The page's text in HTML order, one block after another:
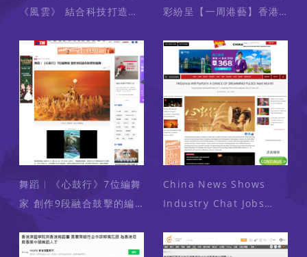
《風雲》 結合科技打造炫
（媒體：橙新聞） 2024-
12-31
彩紛呈【一周港藝】香港
（2/12-9/12）（媒體：
香港商報） 2024-12-01
舞蹈︱《心鼓行》7位編舞
家 創作9段融合鼓擊的編
2024-11-28
China News Shows
Industry Chat Jobs
Stage Mag Register